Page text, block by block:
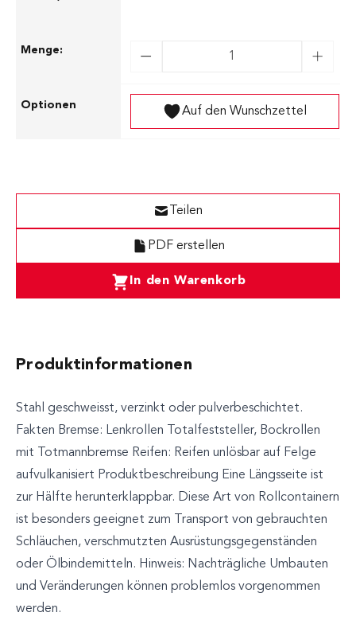
Auf den Wunschzettel
In den Warenkorb
PDF erstellen
Teilen
Produktinformationen
Stahl geschweisst, verzinkt oder pulverbeschichtet.
Fakten Bremse: Lenkrollen Totalfeststeller, Bockrollen
mit Totmannbremse Reifen: Reifen unlösbar auf Felge
aufvulkanisiert Produktbeschreibung Eine Längsseite ist
zur Hälfte herunterklappbar. Diese Art von Rollcontainern
ist besonders geeignet zum Transport von gebrauchten
Schläuchen, verschmutzten Ausrüstungsgegenständen
oder Ölbindemitteln. Hinweis: Nachträgliche Umbauten
und Veränderungen können problemlos vorgenommen
werden.